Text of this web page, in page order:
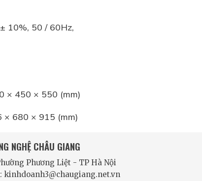
10%, 50 / 60Hz,
× 450 × 550 (mm)
× 680 × 915 (mm)
NGHỆ CHÂU GIANG
Phương Liệt - TP Hà Nội